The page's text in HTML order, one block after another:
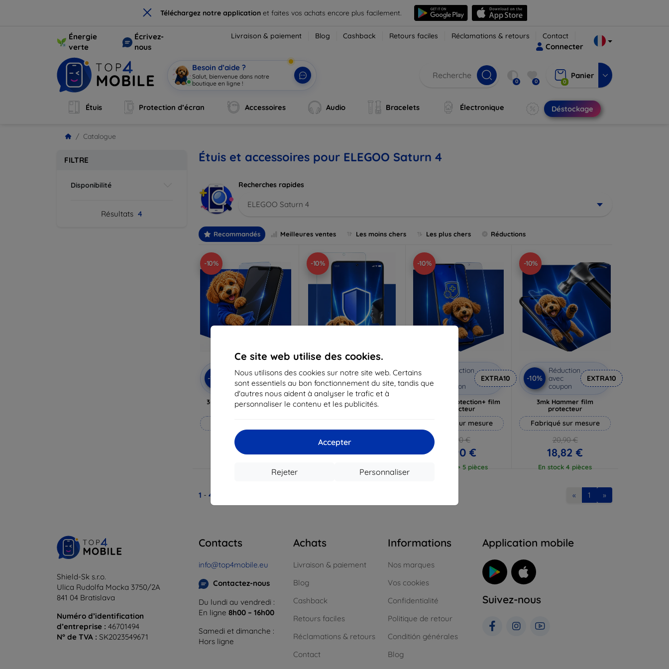
× Téléchargez notre application et faites vos achats encore plus facilement.
Ce site web utilise des cookies.
Nous utilisons des cookies sur notre site web. Certains
sont essentiels au bon fonctionnement du site, tandis que
d'autres nous aident à analyser le trafic et à
personnaliser le contenu et les publicités.
Accepter
Personnaliser
Rejeter
Énergie
verte
Écrivez-
nous
Livraison & paiement Blog Cashback Retours faciles Réclamations & retours Contact
Connecter
Besoin d’aide ?
Salut, bienvenue dans notre
boutique en ligne !
0 0 0
Panier
Étuis Protection d’écran Accessoires Audio Bracelets Électronique Déstockage
Catalogue
FILTRE
Disponibilité
Résultats 4
Étuis et accessoires pour ELEGOO Saturn 4
Recherches rapides
ELEGOO Saturn 4
Recommandés Meilleures ventes Les moins chers Les plus chers Réductions
-10%
-10%
Réduction
avec
coupon
EXTRA10
3mk Anti-Shock verre de
protection
17,90 €
16,12 €
-10%
-10%
Réduction
avec
coupon
EXTRA10
3mk Pure Matt Verre de
protection
13,90 €
12,50 €
-10%
-10%
Réduction
coupon
EXTRA10
3mk Silverprotection+ film
protecteur
Fabriqué sur mesure
19,90 €
17,90 €
En stock > 5 pièces
-10%
-10%
Réduction
avec
coupon
EXTRA10
3mk Hammer film
protecteur
Fabriqué sur mesure
20,90 €
18,82 €
En stock 4 pièces
1 - 4 « 1 »
Shield-Sk s.r.o.
Ulica Rudolfa Mocka 3750/2A
841 04 Bratislava
Numéro d’identification
d’entreprise : 46701494
N° de TVA : SK2023549671
Contacts
info@top4mobile.eu
Contactez-nous
Du lundi au vendredi :
En ligne 8h00 – 16h00
Samedi et dimanche :
Hors ligne
Achats
Livraison & paiement
Blog
Cashback
Retours faciles
Réclamations & retours
Contact
Informations
Nos marques
Vos cookies
Confidentialité
Politique de retour
Conditión générales
Blog
Application mobile
Suivez-nous